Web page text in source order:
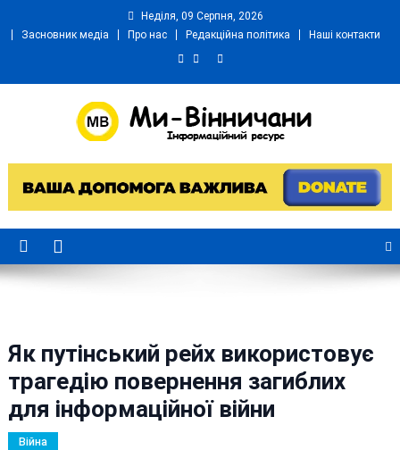
Неділя, 09 Серпня, 2026
Засновник медіа
Про нас Редакційна політика Наші контакти
Ми Вінничани
Як путінський рейх використовує
трагедію повернення загиблих
для інформаційної війни
Війна